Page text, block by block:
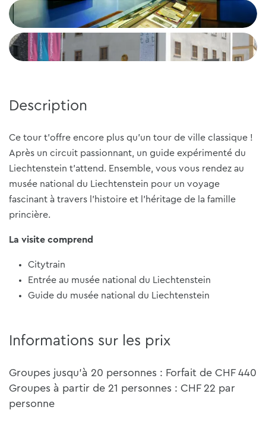
Description
Ce tour t'offre encore plus qu'un tour de ville classique !
Après un circuit passionnant, un guide expérimenté du
Liechtenstein t'attend. Ensemble, vous vous rendez au
musée national du Liechtenstein pour un voyage
fascinant à travers l'histoire et l'héritage de la famille
princière.
La visite comprend
Citytrain
Entrée au musée national du Liechtenstein
Guide du musée national du Liechtenstein
Informations sur les prix
Groupes jusqu'à 20 personnes : Forfait de CHF 440
Groupes à partir de 21 personnes : CHF 22 par
personne